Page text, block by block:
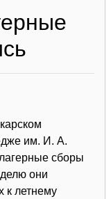
им. И. А.
сборы
они
к летнему